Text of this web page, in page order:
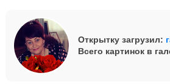
Открытку загрузил:
Всего картинок в